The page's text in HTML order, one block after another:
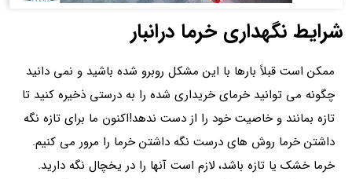
شرایط نگهداری خرما درانبار
ممکن است قبلاً بارها با این مشکل روبرو شده باشید و نمی دانید
چگونه می توانید خرمای خریداری شده را به درستی ذخیره کنید تا
تازه بمانند و خاصیت خود را از دست ندهد!اکنون ما برای تازه نگه
داشتن خرما روش های درست نگه داشتن خرما را مرور می کنیم.
خرما خشک یا تازه باشد، لازم است آنها را در یخچال نگه دارید.